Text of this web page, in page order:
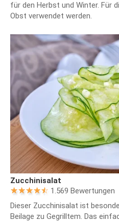
für den Herbst und Winter. Für
Obst verwendet werden.
Zucchinisalat
1.569 Bewertungen
Dieser Zucchinisalat ist
Beilage zu Gegrilltem. Das